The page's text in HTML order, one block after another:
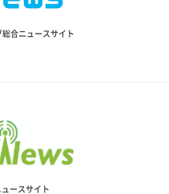
合ニュースサイト
ースサイト